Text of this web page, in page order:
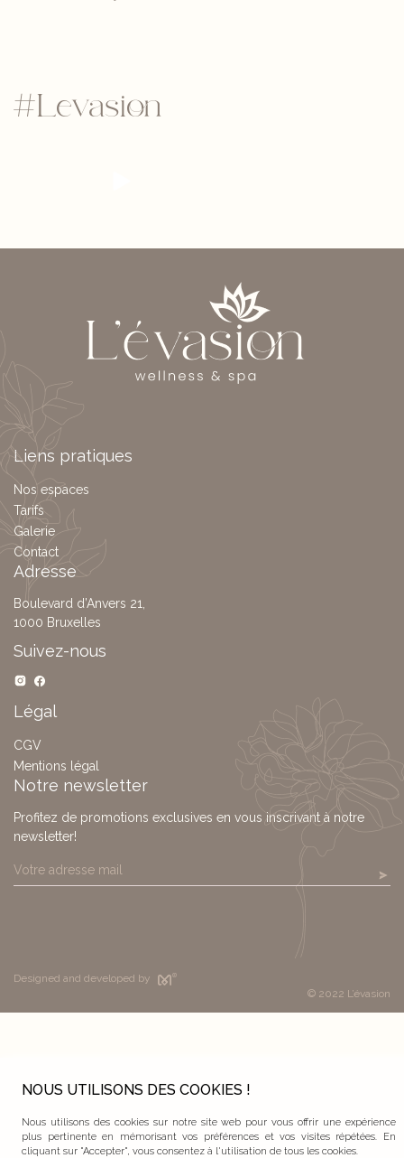
#Levasion
Liens pratiques
Nos espaces
Tarifs
Galerie
Contact
Adresse
Boulevard d’Anvers 21,
1000 Bruxelles
Suivez-nous
Légal
CGV
Mentions légal
Notre newsletter
Profitez de promotions exclusives en vous inscrivant à notre
newsletter!
Designed and developed by
© 2022 L’évasion
NOUS UTILISONS DES COOKIES !
Nous utilisons des cookies sur notre site web pour vous offrir une expérience
plus pertinente en mémorisant vos préférences et vos visites répétées. En
cliquant sur "Accepter", vous consentez à l'utilisation de tous les cookies.